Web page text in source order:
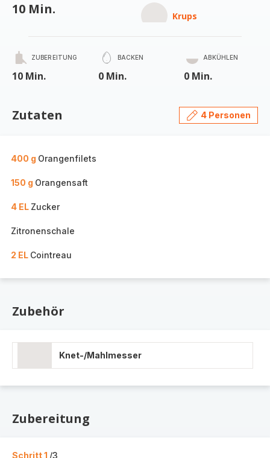
10 Min. Krups
ZUBEREITUNG
10 Min.
BACKEN
0 Min.
ABKÜHLEN
0 Min.
Zutaten 4 Personen
400 g Orangenfilets
150 g Orangensaft
4 EL Zucker
Zitronenschale
2 EL Cointreau
Zubehör
Knet-/Mahlmesser
Zubereitung
Schritt 1 /3